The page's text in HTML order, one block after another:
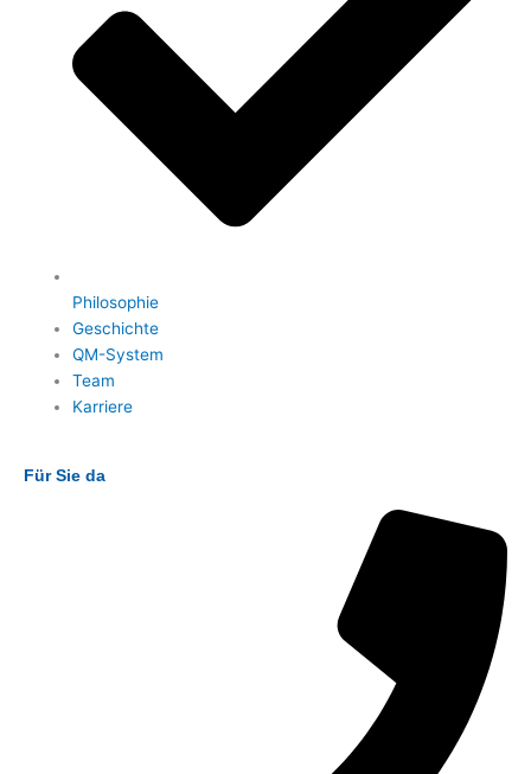
Philosophie
Geschichte
QM-System
Team
Karriere
Für Sie da